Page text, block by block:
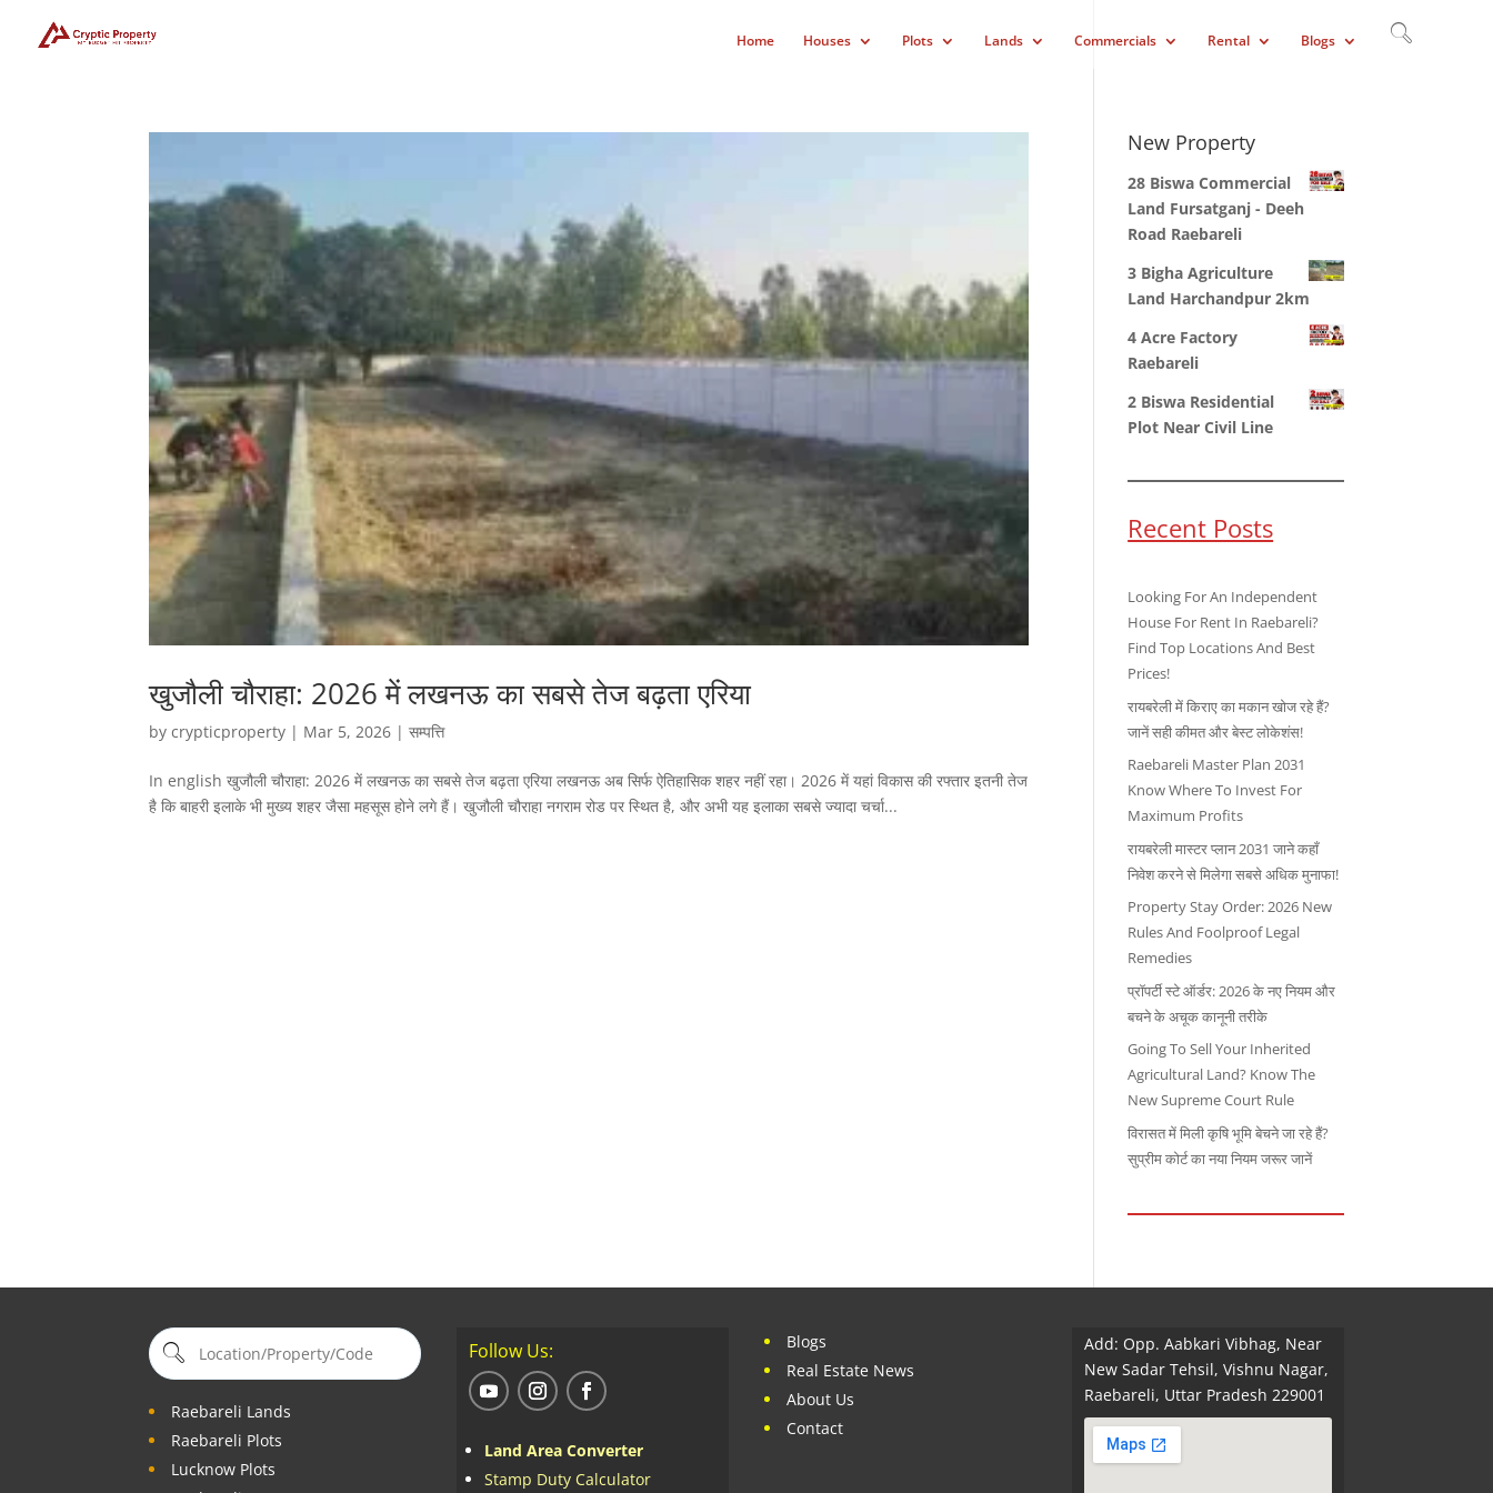
Home Houses Plots Lands Commercials Rental Blogs
खुजौली चौराहा: 2026 में लखनऊ का सबसे तेज बढ़ता एरिया
bycrypticproperty | Mar 5, 2026 |सम्पत्ति
In english खुजौली चौराहा: 2026 में लखनऊ का सबसे तेज बढ़ता एरिया लखनऊ अब सिर्फ ऐतिहासिक शहर नहीं रहा। 2026 में यहां विकास की रफ्तार इतनी तेज
है कि बाहरी इलाके भी मुख्य शहर जैसा महसूस होने लगे हैं। खुजौली चौराहा नगराम रोड पर स्थित है, और अभी यह इलाका सबसे ज्यादा चर्चा...
New Property
28 Biswa Commercial
Land Fursatganj - Deeh
Road Raebareli
3 Bigha Agriculture
Land Harchandpur 2km
4 Acre Factory
Raebareli
2 Biswa Residential
Plot Near Civil Line
Recent Posts
Looking For An Independent
House For Rent In Raebareli?
Find Top Locations And Best
Prices!
रायबरेली में किराए का मकान खोज रहे हैं?
जानें सही कीमत और बेस्ट लोकेशंस!
Raebareli Master Plan 2031
Know Where To Invest For
Maximum Profits
रायबरेली मास्टर प्लान 2031 जाने कहाँ
निवेश करने से मिलेगा सबसे अधिक मुनाफा!
Property Stay Order: 2026 New
Rules And Foolproof Legal
Remedies
प्रॉपर्टी स्टे ऑर्डर: 2026 के नए नियम और
बचने के अचूक कानूनी तरीके
Going To Sell Your Inherited
Agricultural Land? Know The
New Supreme Court Rule
विरासत में मिली कृषि भूमि बेचने जा रहे हैं?
सुप्रीम कोर्ट का नया नियम जरूर जानें
Raebareli Lands
Raebareli Plots
Lucknow Plots
Follow Us:
Land Area Converter
Stamp Duty Calculator
Blogs
Real Estate News
About Us
Contact
Add: Opp. Aabkari Vibhag, Near
New Sadar Tehsil, Vishnu Nagar,
Raebareli, Uttar Pradesh 229001